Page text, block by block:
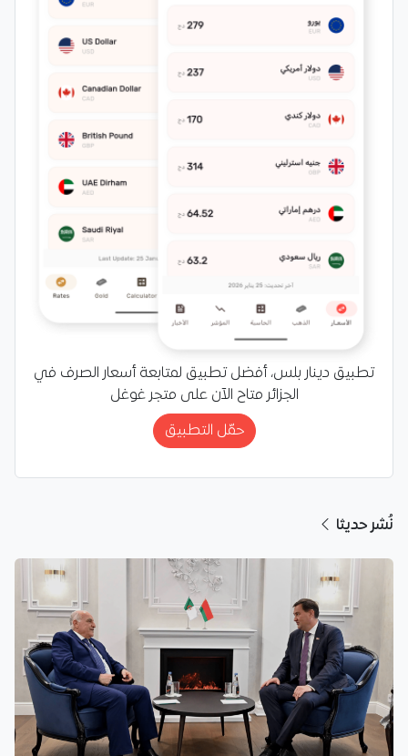
تطبيق دينار بلس، أفضل تطبيق لمتابعة أسعار الصرف في
الجزائر متاح الآن على متجر غوغل
حمّل التطبيق
نُشر حديثا